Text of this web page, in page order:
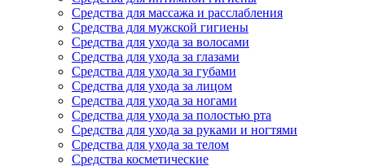
Средства для массажа и расслабления
Средства для мужской гигиены
Средства для ухода за волосами
Средства для ухода за глазами
Средства для ухода за губами
Средства для ухода за лицом
Средства для ухода за ногами
Средства для ухода за полостью рта
Средства для ухода за руками и ногтями
Средства для ухода за телом
Средства косметические